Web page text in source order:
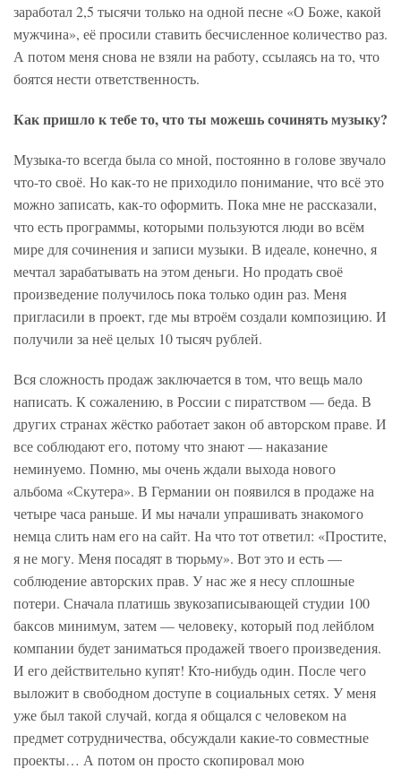
заработал 2,5 тысячи только на одной песне «О Боже, какой
мужчина», её просили ставить бесчисленное количество раз.
А потом меня снова не взяли на работу, ссылаясь на то, что
боятся нести ответственность.
Как пришло к тебе то, что ты можешь сочинять музыку?
Музыка-то всегда была со мной, постоянно в голове звучало
что-то своё. Но как-то не приходило понимание, что всё это
можно записать, как-то оформить. Пока мне не рассказали,
что есть программы, которыми пользуются люди во всём
мире для сочинения и записи музыки. В идеале, конечно, я
мечтал зарабатывать на этом деньги. Но продать своё
произведение получилось пока только один раз. Меня
пригласили в проект, где мы втроём создали композицию. И
получили за неё целых 10 тысяч рублей.
Вся сложность продаж заключается в том, что вещь мало
написать. К сожалению, в России с пиратством — беда. В
других странах жёстко работает закон об авторском праве. И
все соблюдают его, потому что знают — наказание
неминуемо. Помню, мы очень ждали выхода нового
альбома «Скутера». В Германии он появился в продаже на
четыре часа раньше. И мы начали упрашивать знакомого
немца слить нам его на сайт. На что тот ответил: «Простите,
я не могу. Меня посадят в тюрьму». Вот это и есть —
соблюдение авторских прав. У нас же я несу сплошные
потери. Сначала платишь звукозаписывающей студии 100
баксов минимум, затем — человеку, который под лейблом
компании будет заниматься продажей твоего произведения.
И его действительно купят! Кто-нибудь один. После чего
выложит в свободном доступе в социальных сетях. У меня
уже был такой случай, когда я общался с человеком на
предмет сотрудничества, обсуждали какие-то совместные
проекты… А потом он просто скопировал мою